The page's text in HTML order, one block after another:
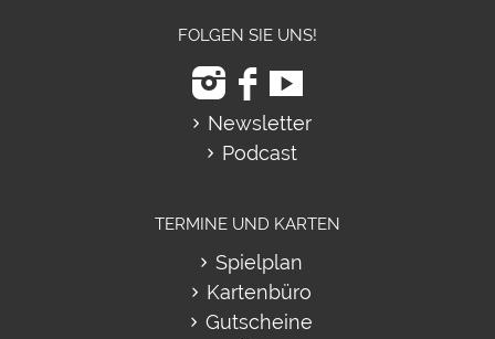
FOLGEN SIE UNS!
Newsletter
Podcast
TERMINE UND KARTEN
Spielplan
Kartenbüro
Gutscheine